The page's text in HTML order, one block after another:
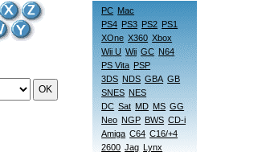
OK
PC Mac
PS4 PS3 PS2 PS1
XOne X360 Xbox
Wii U Wii GC N64
PS Vita PSP
3DS NDS GBA GB
SNES NES
DC Sat MD MS GG
Neo NGP BWS CD-i
Amiga C64 C16/+4
2600 Jag Lynx